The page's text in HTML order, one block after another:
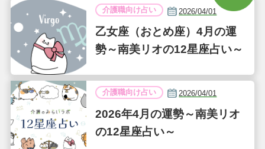
介護職向け占い 2026/04/01
乙女座（おとめ座）4月の運
勢～南美リオの12星座占い～
介護職向け占い 2026/04/01
2026年4月の運勢～南美リオ
の12星座占い～